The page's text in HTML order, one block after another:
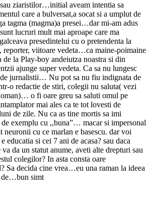
ziaristilor…initial aveam intentia sa
care a bulversat,a socat si a umplut de
tagma (magma)a presei…dar mi-am adus
lucruri mult mai aproape care ma
presedintelui cu o pretendenta la
reporter, viitoare vedeta…ca maine-poimaine
de la Play-boy andeiutza noastra si din
ajunge super vedeta. Ca sa nu lungesc
jurnalistii… Nu pot sa nu fiu indignata de
o redactie de stiri, colegii nu saluta( vezi
o fi oare greu sa saluti omul pe
mai ales ca te tot lovesti de
de zile. Nu ca as tine mortis sa imi
exemplu cu ,,buna”… macar si impersonal
neuronii cu ce marlan e basescu. dar voi
educatia si cei 7 ani de acasa? sau daca
da un statut anume, aveti alte drepturi sau
colegilor? In asta consta oare
Sa decida cine vrea…eu una raman la ideea
de…bun simt